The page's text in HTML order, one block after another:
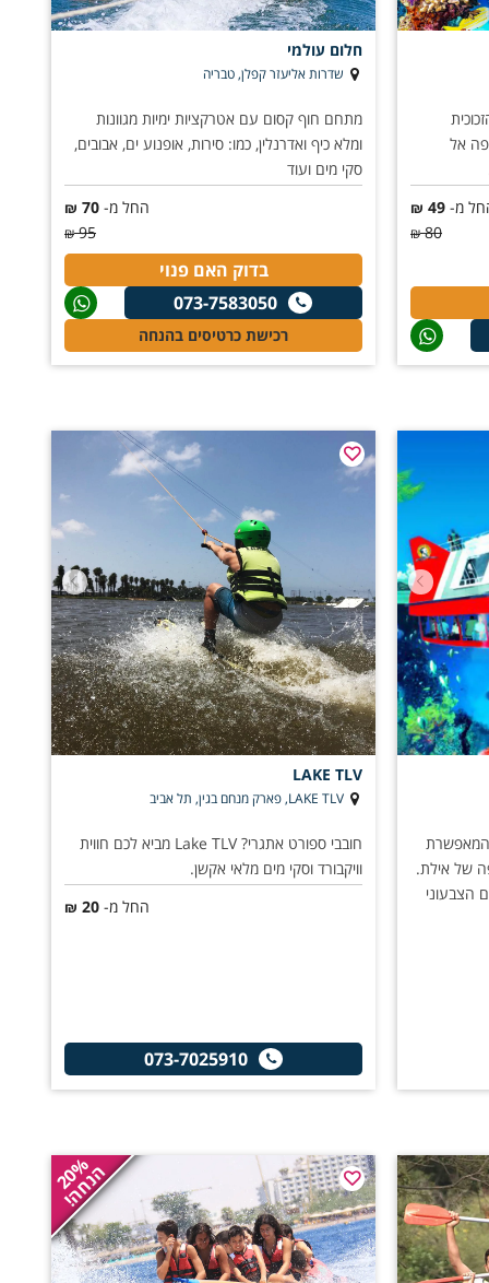
אל
מ- 49
₪
80
₪
חלום עולמי
שדרות אליעזר קפלן, טבריה
מתחם חוף קסום עם אטרקציות ימיות מגוונות
ומלא כיף ואדרנלין, כמו: סירות, אופנוע ים, אבובים,
סקי מים ועוד
החל מ- 70
₪
95
₪
בדוק האם פנוי
073-7583050
רכישת כרטיסים בהנחה
המאפשרת
של אילת.
הצבעוני
LAKE TLV
LAKE TLV, פארק מנחם בגין, תל אביב
חובבי ספורט אתגרי? Lake TLV מביא לכם חווית
וויקבורד וסקי מים מלאי אקשן.
החל מ- 20
₪
073-7025910
20%
הנחה!